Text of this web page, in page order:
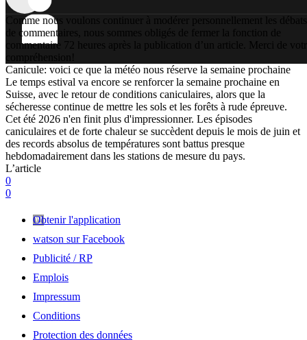
Comme nous voulons continuer à modérer personnellement les débats
de commentaires, nous sommes obligés de fermer la fonction de
commentaire 72 heures après la publication d’un article. Merci de
compréhension!
Canicule: voici ce que la météo nous réserve la semaine prochaine
Le temps estival va encore se renforcer la semaine prochaine en
Suisse, avec le retour de conditions caniculaires, alors que la
sécheresse continue de mettre les sols et les forêts à rude épreuve.
Cet été 2026 n'en finit plus d'impressionner. Les épisodes
caniculaires et de forte chaleur se succèdent depuis le mois de juin et
des records absolus de températures sont battus presque
hebdomadairement dans les stations de mesure du pays.
L’article
0
0
Obtenir l'application
watson sur Facebook
Publicité / RP
Emplois
Impressum
Conditions
Protection des données